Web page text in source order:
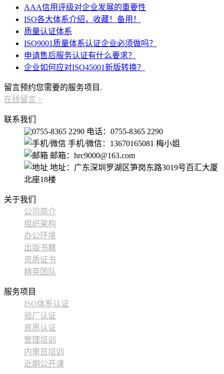
AAA信用评级对企业发展的重要性
ISO各大体系介绍，收藏！备用！
质量认证体系
ISO9001质量体系认证企业必须做吗？
申请售后服务认证有什么要求？
企业如何应对ISO45001新版转换？
留言预约您需要的服务项目.
在线留言 >
联系我们
电话：0755-8365 2290
手机/微信：13670165081 梅小姐
邮箱：hrc9000@163.com
地址：广东深圳罗湖区笋岗东路3019号百汇大厦
北座18楼
关于我们
公司简介
组织架构
办公环境
出版书籍
资质证书
精英团队
服务项目
ISO体系认证
验厂认证
资质认证
管理培训
内审员培训
近期公开课